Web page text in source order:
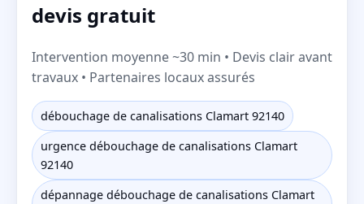
devis gratuit
Intervention moyenne ~30 min • Devis clair avant
travaux • Partenaires locaux assurés
débouchage de canalisations Clamart 92140
urgence débouchage de canalisations Clamart
92140
dépannage débouchage de canalisations Clamart